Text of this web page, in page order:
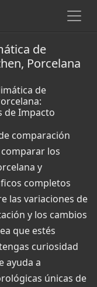
de
Porcelana
de
de Impacto
comparación
los
y
completos
las variaciones de
y los cambios
que estés
curiosidad
ayuda a
únicas de